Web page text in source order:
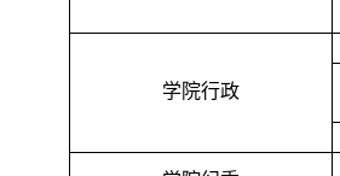
学院行政